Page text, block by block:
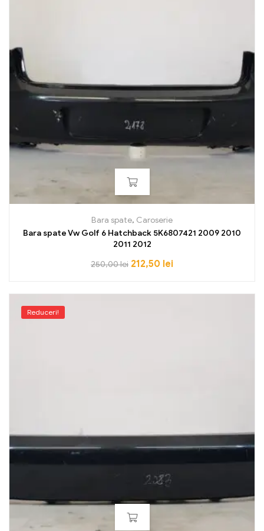
Bara spate, Caroserie
Bara spate Vw Golf 6 Hatchback 5K6807421 2009 2010
2011 2012
250,00lei 212,50 lei
Reduceri!